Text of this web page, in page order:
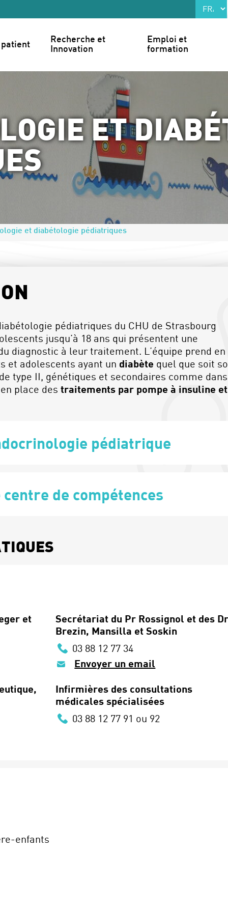
patient
Recherche et
Innovation
Emploi et
formation
ET
et diabétologie pédiatriques
pédiatriques du CHU de Strasbourg
jusqu’à 18 ans qui présentent une
diagnostic à leur traitement. L’équipe prend en
et adolescents ayant un diabète quel que soit
type II, génétiques et secondaires comme
place des traitements par pompe à insuline
pédiatrique
de compétences
et
Secrétariat du Pr Rossignol et des Dr
Brezin, Mansilla et Soskin
03 88 12 77 34
Envoyer un email
Infirmières des consultations
médicales spécialisées
03 88 12 77 91 ou 92
enfants